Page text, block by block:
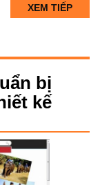
XEM TIẾP
bị
kế